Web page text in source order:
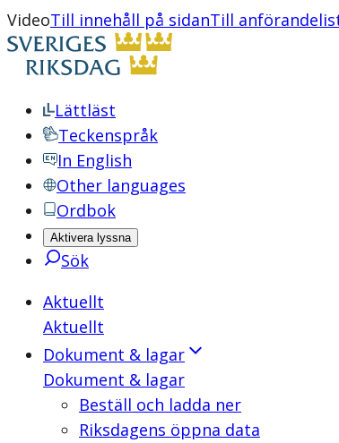
VideoTill innehåll på sidanTill
Lättläst
Teckenspråk
In English
Other languages
Ordbok
Aktivera lyssna
Sök
Aktuellt
Aktuellt
Dokument & lagar
Dokument & lagar
Beställ och ladda ner
Riksdagens öppna data